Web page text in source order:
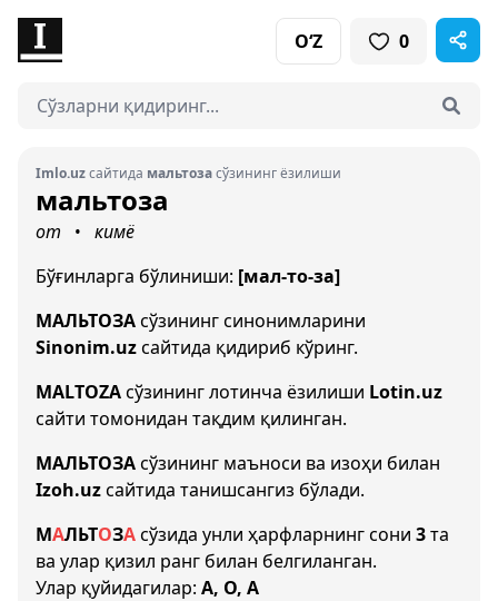
O‘Z 0
Imlo.uzсайтида мальтозасўзининг ёзилиши
мальтоза
от •
кимё
Бўғинларга бўлиниши: [мал-то-за]
МАЛЬТОЗАсўзининг синонимларини
Sinonim.uzсайтида қидириб кўринг.
MALTOZAсўзининг лотинча ёзилиши Lotin.uz
сайти томонидан тақдим қилинган.
МАЛЬТОЗАсўзининг маъноси ва изоҳи билан
Izoh.uzсайтида танишсангиз бўлади.
МАЛЬТОЗАсўзида унли ҳарфларнинг сони 3та
ва улар қизил ранг билан белгиланган.
Улар қуйидагилар: А, О, А